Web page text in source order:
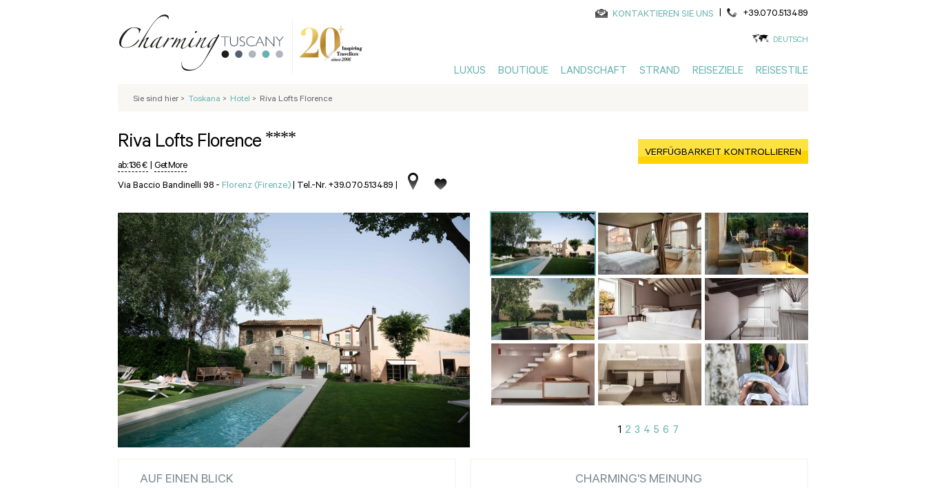
KONTAKTIEREN SIE UNS | +39.070.513489
DEUTSCH
LUXUS BOUTIQUE LANDSCHAFT STRAND REISEZIELE REISESTILE
Sie sind hier > Toskana > Hotel > Riva Lofts Florence
Riva Lofts Florence ****
ab:136 € | Get More
Via Baccio Bandinelli 98 - Florenz (Firenze) | Tel.-Nr. +39.070.513489 |
VERFÜGBARKEIT KONTROLLIEREN
1 2 3 4 5 6 7
AUF EINEN BLICK CHARMING'S MEINUNG